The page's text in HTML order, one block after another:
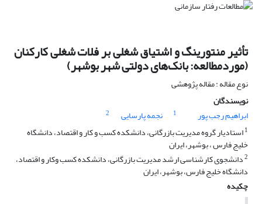
تأثیر منتورینگ و اشتیاق شغلی بر فلات شغلی کارکنان
(موردمطالعه: بانک‌های دولتی شهر بوشهر)
نوع مقاله : مقاله پژوهشی
نویسندگان
ابراهیم رجب پور
1 نجمه پارسایی
2
1استادیار گروه مدیریت بازرگانی، دانشکده کسب و کار و اقتصاد، دانشگاه
خلیج فارس ، بوشهر، ایران
2دانشجوی کارشناسی ارشد مدیریت بازرگانی، دانشکده کسب وکار و اقتصاد،
دانشگاه خلیج فارس، بوشهر، ایران
چکیده